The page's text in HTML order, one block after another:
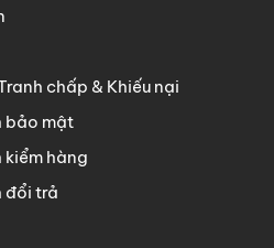
chấp & Khiếu nại
bảo mật
kiểm hàng
đổi trả